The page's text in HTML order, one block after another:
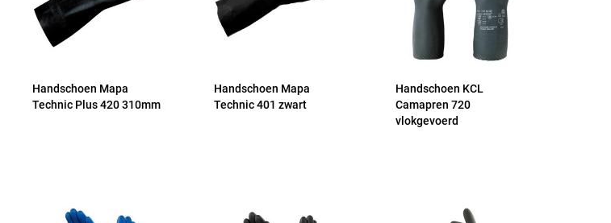
Handschoen Mapa
Technic Plus 420 310mm
Handschoen Mapa
Technic 401 zwart
Handschoen KCL
Camapren 720
vlokgevoerd